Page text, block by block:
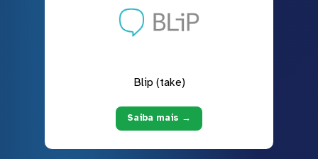
Blip (take)
Saiba mais →